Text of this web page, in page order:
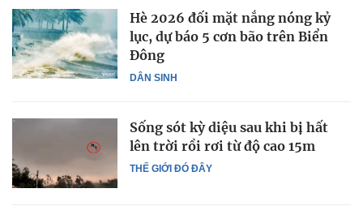
DÂN SINH
Hè 2026 đối mặt nắng nóng kỷ
lục, dự báo 5 cơn bão trên Biển
Đông
THẾ GIỚI ĐÓ ĐÂY
Sống sót kỳ diệu sau khi bị hất
lên trời rồi rơi từ độ cao 15m